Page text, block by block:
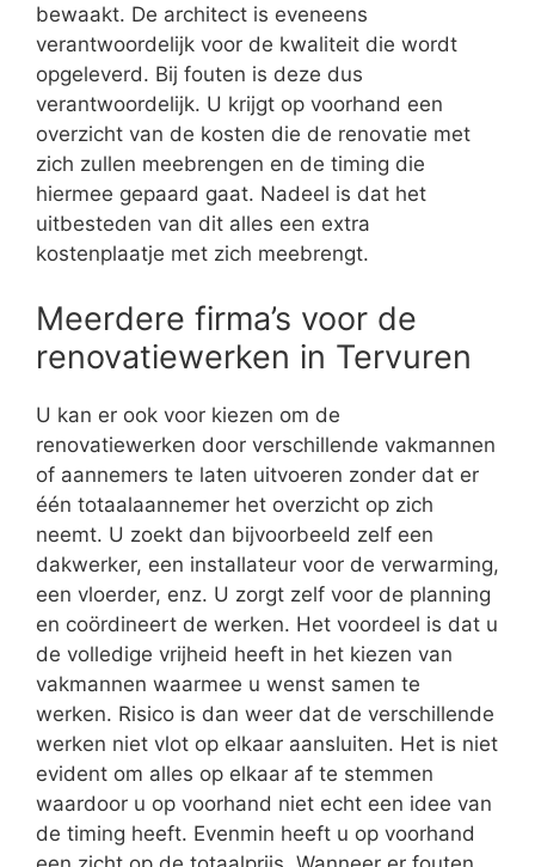
bewaakt. De architect is eveneens
verantwoordelijk voor de kwaliteit die wordt
opgeleverd. Bij fouten is deze dus
verantwoordelijk. U krijgt op voorhand een
overzicht van de kosten die de renovatie met
zich zullen meebrengen en de timing die
hiermee gepaard gaat. Nadeel is dat het
uitbesteden van dit alles een extra
kostenplaatje met zich meebrengt.
Meerdere firma’s voor de
renovatiewerken in Tervuren
U kan er ook voor kiezen om de
renovatiewerken door verschillende vakmannen
of aannemers te laten uitvoeren zonder dat er
één totaalaannemer het overzicht op zich
neemt. U zoekt dan bijvoorbeeld zelf een
dakwerker, een installateur voor de verwarming,
een vloerder, enz. U zorgt zelf voor de planning
en coördineert de werken. Het voordeel is dat u
de volledige vrijheid heeft in het kiezen van
vakmannen waarmee u wenst samen te
werken. Risico is dan weer dat de verschillende
werken niet vlot op elkaar aansluiten. Het is niet
evident om alles op elkaar af te stemmen
waardoor u op voorhand niet echt een idee van
de timing heeft. Evenmin heeft u op voorhand